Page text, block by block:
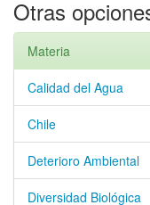
Otras
Materia
Calidad del Agua
Chile
Deterioro Ambiental
Diversidad Biológica